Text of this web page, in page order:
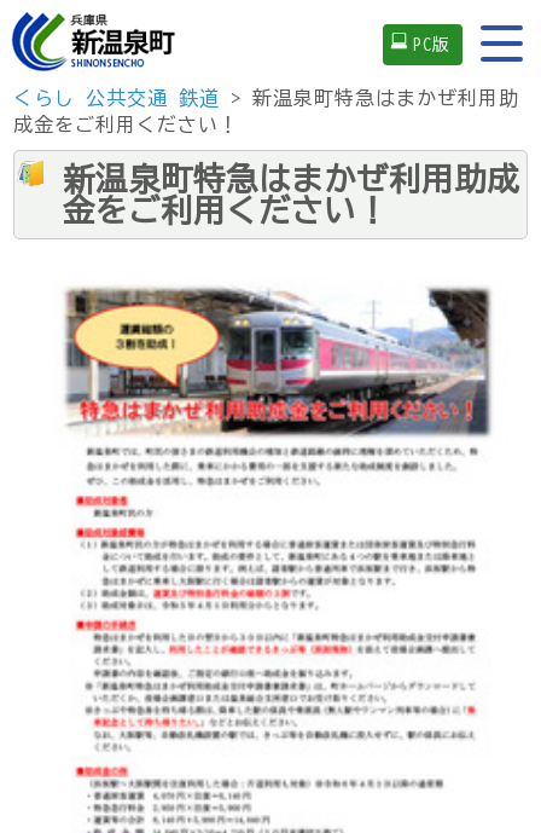
PC版
くらし 公共交通 鉄道 > 新温泉町特急はまかぜ利用助
成金をご利用ください！
新温泉町特急はまかぜ利用助成
金をご利用ください！